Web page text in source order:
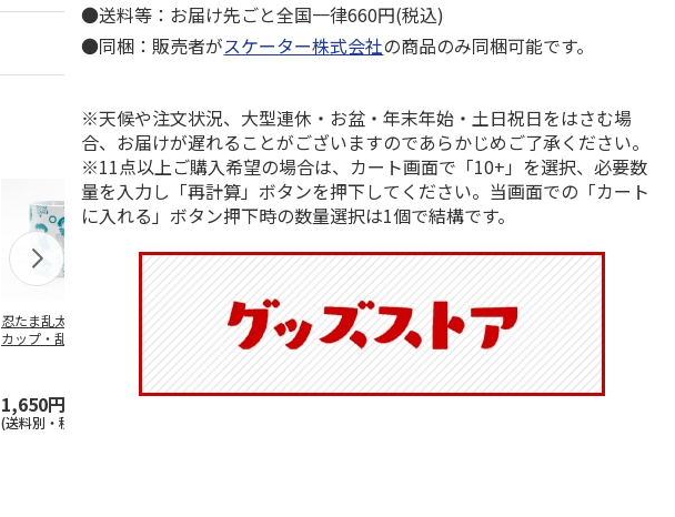
忍たま乱太郎 マグ
カップ・乱太郎・き
1,650円
(送料別・税込)
陶器ダイカットマグ
カップ ポムポムプ
リン CHMGD4
2,970円
抗菌食洗機対応 ふ
わっと弁当箱 530ml
水森亜土 PF…
1,760円
ふわっとフタタイト
ランチボックス角型
パペットスンスン
…
1,485円
キティ PSPR5MC
3,300円
●送料等：お届け先ごと全国一律660円(税込)
●同梱：販売者がスケーター株式会社の商品のみ同梱可能です。
※天候や注文状況、大型連休・お盆・年末年始・土日祝日をはさむ場
合、お届けが遅れることがございますのであらかじめご了承ください。
※11点以上ご購入希望の場合は、カート画面で「10+」を選択、必要数
量を入力し「再計算」ボタンを押下してください。当画面での「カート
に入れる」ボタン押下時の数量選択は1個で結構です。